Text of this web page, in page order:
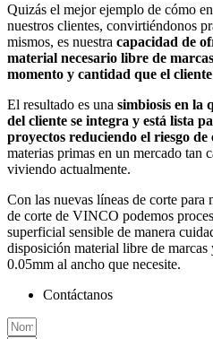
Quizás el mejor ejemplo de cómo
nuestros clientes, convirtiéndonos
mismos, es nuestra capacidad de
material necesario libre de
momento y cantidad que el
El resultado es una simbiosis en la
del cliente se integra y está lista
proyectos reduciendo el riesgo de
materias primas en un mercado tan
viviendo actualmente.
Con las nuevas líneas de corte para
de corte de VINCO podemos
superficial sensible de manera
disposición material libre de marcas
0.05mm al ancho que necesite.
Contáctanos